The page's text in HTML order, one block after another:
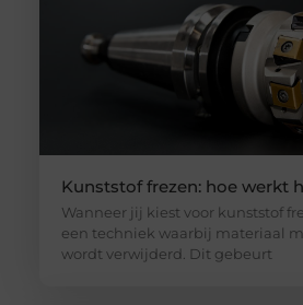
Kunststof frezen: hoe werkt
Wanneer jij kiest voor kunststof
een techniek waarbij materiaal
wordt verwijderd. Dit gebeurt